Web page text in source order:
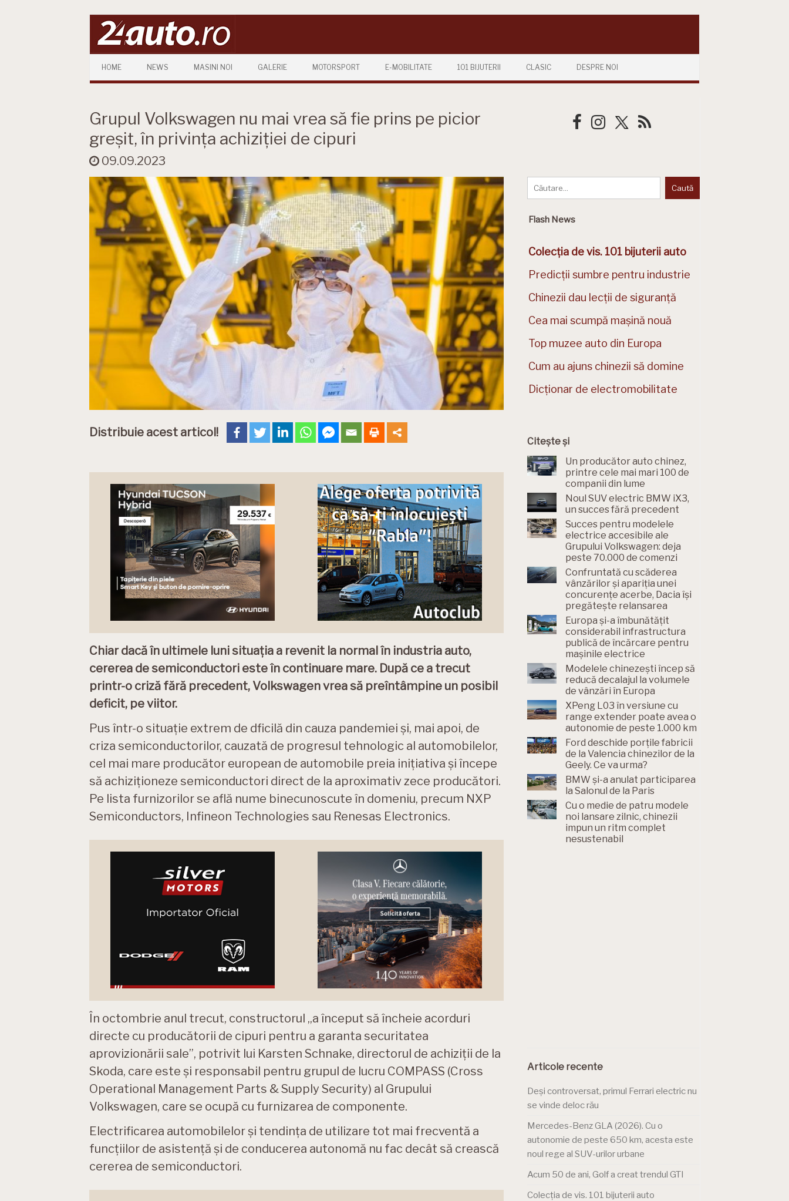
HOME NEWS MASINI NOI GALERIE MOTORSPORT E-MOBILITATE 101 BIJUTERII CLASIC DESPRE NOI
Grupul Volkswagen nu mai vrea să fie prins pe picior
greșit, în privința achiziției de cipuri
09.09.2023
Distribuie acest articol!
Chiar dacă în ultimele luni situația a revenit la normal în industria auto,
cererea de semiconductori este în continuare mare. După ce a trecut
printr-o criză fără precedent, Volkswagen vrea să preîntâmpine un posibil
deficit, pe viitor.
Pus într-o situație extrem de dficilă din cauza pandemiei și, mai apoi, de
criza semiconductorilor, cauzată de progresul tehnologic al automobilelor,
cel mai mare producător european de automobile preia inițiativa și începe
să achiziționeze semiconductori direct de la aproximativ zece producători.
Pe lista furnizorilor se află nume binecunoscute în domeniu, precum NXP
Semiconductors, Infineon Technologies sau Renesas Electronics.
În octombrie anul trecut, constructorul „a început să încheie acorduri
directe cu producătorii de cipuri pentru a garanta securitatea
aprovizionării sale”, potrivit lui Karsten Schnake, directorul de achiziții de la
Skoda, care este și responsabil pentru grupul de lucru COMPASS (Cross
Operational Management Parts & Supply Security) al Grupului
Volkswagen, care se ocupă cu furnizarea de componente.
Electrificarea automobilelor și tendința de utilizare tot mai frecventă a
funcțiilor de asistență și de conducerea autonomă nu fac decât să crească
cererea de semiconductori.
Flash News
Colecția de vis. 101 bijuterii auto
Predicții sumbre pentru industrie
Chinezii dau lecții de siguranță
Cea mai scumpă mașină nouă
Top muzee auto din Europa
Cum au ajuns chinezii să domine
Dicționar de electromobilitate
Citește și
Un producător auto chinez,
printre cele mai mari 100 de
companii din lume
Noul SUV electric BMW iX3,
un succes fără precedent
Succes pentru modelele
electrice accesibile ale
Grupului Volkswagen: deja
peste 70.000 de comenzi
Confruntată cu scăderea
vânzărilor și apariția unei
concurențe acerbe, Dacia își
pregătește relansarea
Europa și-a îmbunătățit
considerabil infrastructura
publică de încărcare pentru
mașinile electrice
Modelele chinezești încep să
reducă decalajul la volumele
de vânzări în Europa
XPeng L03 în versiune cu
range extender poate avea o
autonomie de peste 1.000 km
Ford deschide porțile fabricii
de la Valencia chinezilor de la
Geely. Ce va urma?
BMW și-a anulat participarea
la Salonul de la Paris
Cu o medie de patru modele
noi lansare zilnic, chinezii
impun un ritm complet
nesustenabil
Articole recente
Deși controversat, primul Ferrari electric nu
se vinde deloc rău
Mercedes-Benz GLA (2026). Cu o
autonomie de peste 650 km, acesta este
noul rege al SUV-urilor urbane
Acum 50 de ani, Golf a creat trendul GTI
Colecția de vis. 101 bijuterii auto